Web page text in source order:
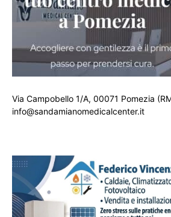
Via Campobello 1/A, 00071 Pomezia
info@sandamianomedicalcenter.it